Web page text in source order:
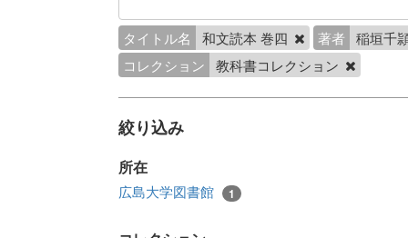
タイトル名 和文読本 巻四 著者
稲垣千
コレクション
教科書コレクション
絞り込み
所在
広島大学図書館 1